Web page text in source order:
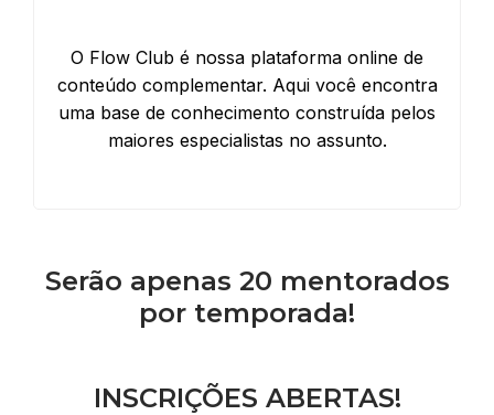
O Flow Club é nossa plataforma online de
conteúdo complementar. Aqui você encontra
uma base de conhecimento construída pelos
maiores especialistas no assunto.
Serão apenas 20 mentorados
por temporada!
INSCRIÇÕES ABERTAS!